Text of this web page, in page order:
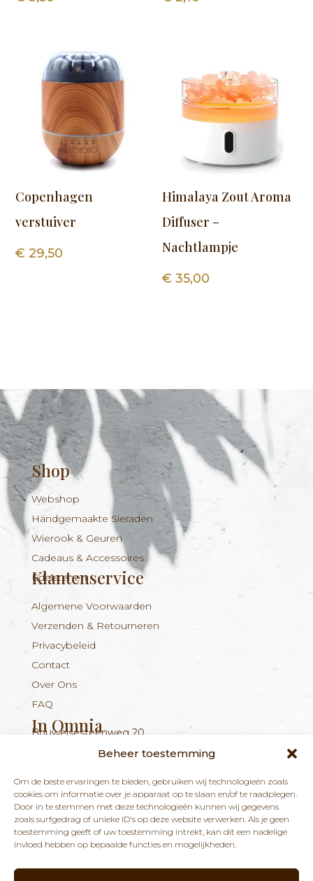
Beheer toestemming
Om de beste ervaringen te bieden, gebruiken wij technologieën zoals
cookies om informatie over je apparaat op te slaan en/of te raadplegen.
Door in te stemmen met deze technologieën kunnen wij gegevens
zoals surfgedrag of unieke ID's op deze website verwerken. Als je geen
toestemming geeft of uw toestemming intrekt, kan dit een nadelige
invloed hebben op bepaalde functies en mogelijkheden.
Copenhagen
verstuiver
€ 29,50
Himalaya Zout Aroma
Diffuser –
Nachtlampje
€ 35,00
Shop
Webshop
Handgemaakte Sieraden
Wierook & Geuren
Cadeaus & Accessoires
Edelstenen
Klantenservice
Algemene Voorwaarden
Verzenden & Retourneren
Privacybeleid
Contact
Over Ons
FAQ
In Omnia
Bouwelsesteenweg 20
BE 1029.893.045
info@inomnia.be
+324 56 96 16 94
Nieuwsbrief
nieuws over onze winkel en praktijk.